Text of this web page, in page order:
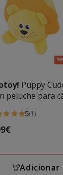
Puppy
peluche para
5(1)
Adicionar